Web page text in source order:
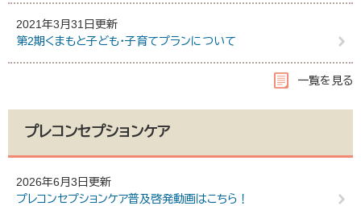
2021年3月31日更新
第2期くまもと子ども・子育てプランについて
一覧を見る
プレコンセプションケア
2026年6月3日更新
プレコンセプションケア普及啓発動画はこちら！